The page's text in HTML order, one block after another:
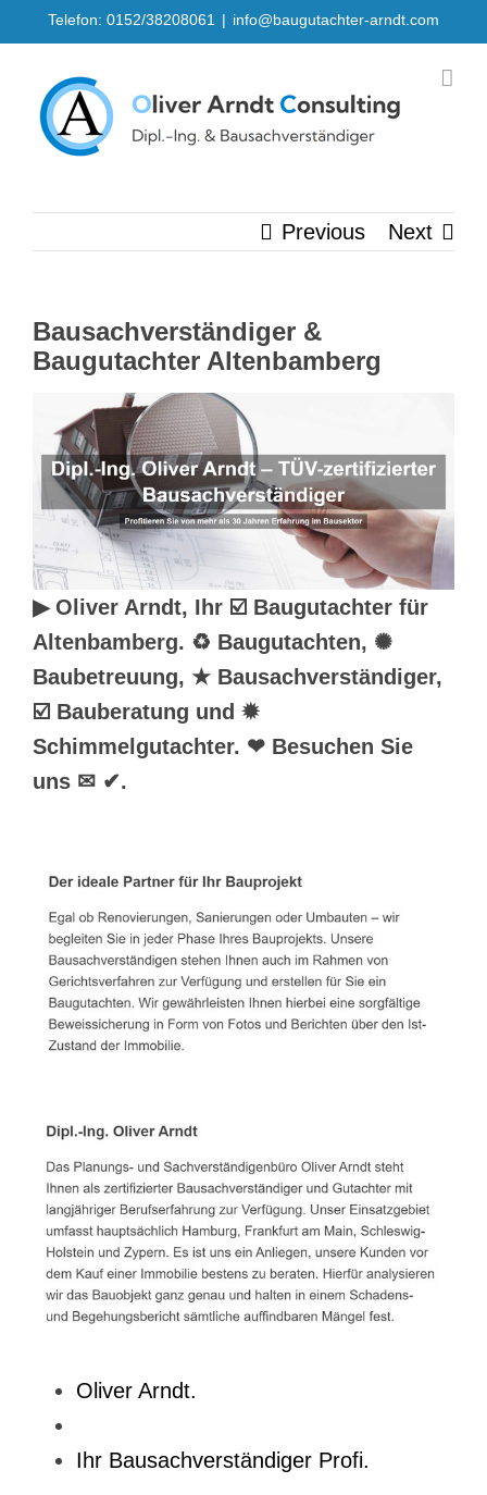
to
content
Telefon: 0152/38208061 | info@baugutachter-arndt.com
Previous Next
Bausachverständiger &
Baugutachter Altenbamberg
▶︎ Oliver Arndt, Ihr ☑️ Baugutachter für
Altenbamberg. ♻ Baugutachten, ✺
Baubetreuung, ★ Bausachverständiger,
☑️ Bauberatung und ✹
Schimmelgutachter. ❤ Besuchen Sie
uns ✉ ✔.
Oliver Arndt.
Ihr Bausachverständiger Profi.